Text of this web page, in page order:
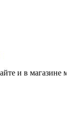
и в магазине